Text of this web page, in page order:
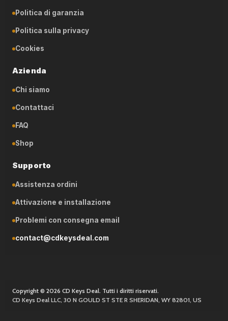
Politica di garanzia
Politica sulla privacy
Cookies
Azienda
Chi siamo
Contattaci
FAQ
Shop
Supporto
Assistenza ordini
Attivazione e installazione
Problemi con consegna email
contact@cdkeysdeal.com
Copyright © 2026 CD Keys Deal. Tutti i diritti riservati.
CD Keys Deal LLC, 30 N GOULD ST STE R SHERIDAN, WY 82801, US